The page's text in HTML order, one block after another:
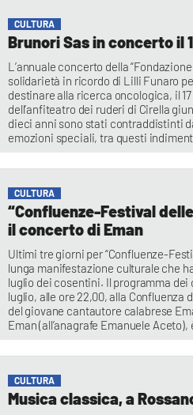
CULTURA
Brunori Sas in concerto il
L’annuale concerto della
solidarietà in ricordo di Lilli Funaro
destinare alla ricerca oncologica, il
dell’anfiteatro dei ruderi di Cirella
dieci anni sono stati contraddistinti
emozioni speciali, tra questi
CULTURA
“Confluenze-Festival
il concerto di Eman
Ultimi tre giorni per “Confluenze-
lunga manifestazione culturale che
luglio dei cosentini. Il programma
luglio, alle ore 22,00, alla Confluenza
del giovane cantautore calabrese
Eman (all’anagrafe Emanuele Aceto),
CULTURA
Musica classica, a